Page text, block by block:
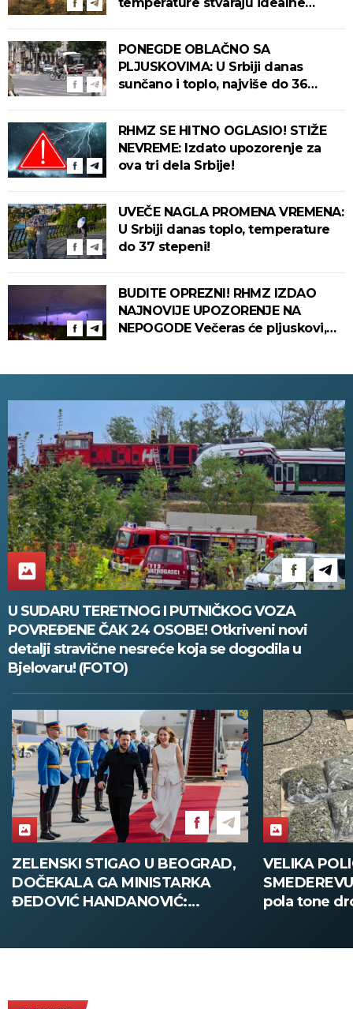
PONEGDE OBLAČNO SA
PLJUSKOVIMA: U Srbiji danas
sunčano i toplo, najviše do 36
RHMZ SE HITNO OGLASIO! STIŽE
NEVREME: Izdato upozorenje za
ova tri dela Srbije!
UVEČE NAGLA PROMENA VREMENA:
U Srbiji danas toplo, temperature
do 37 stepeni!
BUDITE OPREZNI! RHMZ IZDAO
NAJNOVIJE UPOZORENJE NA
NEPOGODE Večeras će pljuskovi,
U SUDARU TERETNOG I PUTNIČKOG VOZA
POVREĐENE ČAK 24 OSOBE! Otkriveni novi
detalji stravične nesreće koja se dogodila u
Bjelovaru! (FOTO)
VELIKA POLICIJSKA AKCIJA U
SMEDEREVU: Zaplenjeno oko
pola tone droge!
ŠTAB
SUŠA I
odeljenje